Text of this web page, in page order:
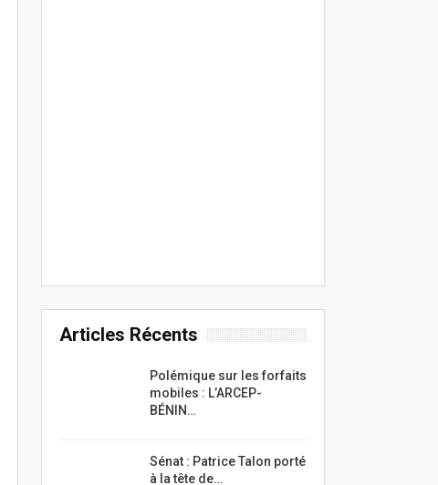
Articles Récents
Polémique sur les forfaits
mobiles : L’ARCEP-
BÉNIN…
Sénat : Patrice Talon porté
à la tête de…